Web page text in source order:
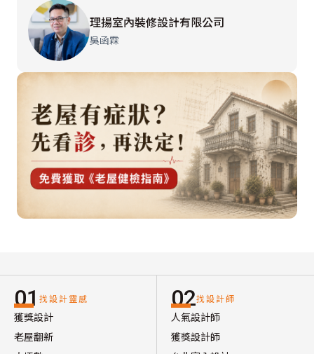
理揚室內裝修設計有限公司
吳函霖
01 找設計靈感
獲獎設計
老屋翻新
02找設計師
人氣設計師
獲獎設計師